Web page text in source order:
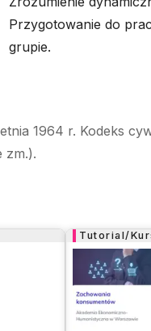
Przygotowanie do
grupie.
1964 r. Kodeks
zm.).
Tutorial/